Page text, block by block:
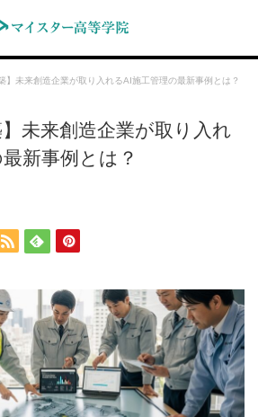
】未来創造企業が取り入れるAI施工管理の最新事例とは？
】未来創造企業が取り入れ
新事例とは？